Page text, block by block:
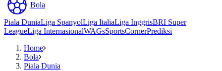
Bola
Piala DuniaLiga SpanyolLiga ItaliaLiga InggrisBRI Super
LeagueLiga InternasionalWAGsSportsCornerPrediksi
Home
Bola
Piala Dunia